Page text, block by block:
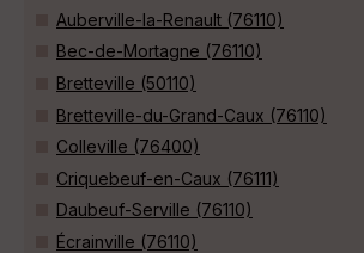
Auberville-la-Renault (76110)
Bec-de-Mortagne (76110)
Bretteville (50110)
Bretteville-du-Grand-Caux (76110)
Colleville (76400)
Criquebeuf-en-Caux (76111)
Daubeuf-Serville (76110)
Écrainville (76110)